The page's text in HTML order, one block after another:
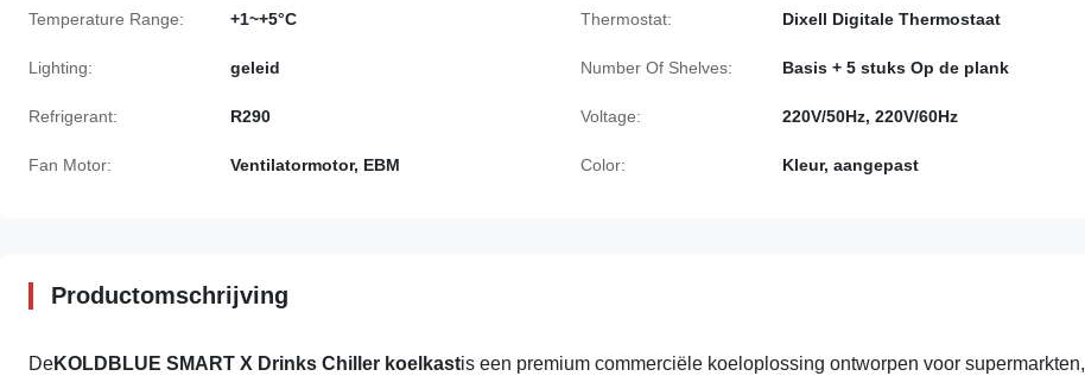
Temperature Range: +1~+5°C Thermostat: Dixell Digitale Thermostaat
Lighting: geleid Number Of Shelves: Basis + 5 stuks Op de plank
Refrigerant: R290 Voltage: 220V/50Hz, 220V/60Hz
Fan Motor: Ventilatormotor, EBM Color: Kleur, aangepast
Productomschrijving
DeKOLDBLUE SMART X Drinks Chiller koelkastis een premium commerciële koeloplossing ontworpen voor supermarkten,